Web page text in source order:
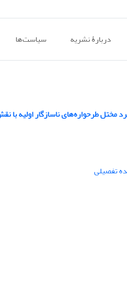
دربارۀ نشریه سیاست‌ها
مختل طرحواره‌های ناسازگار اولیه با
تفصیلی